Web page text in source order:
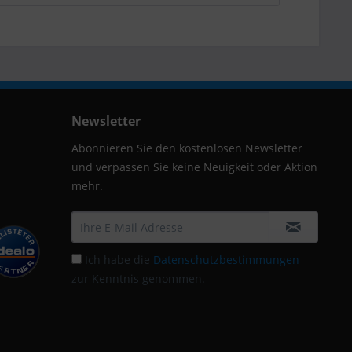
Newsletter
Abonnieren Sie den kostenlosen Newsletter
und verpassen Sie keine Neuigkeit oder Aktion
mehr.
Ich habe die Datenschutzbestimmungen
zur Kenntnis genommen.